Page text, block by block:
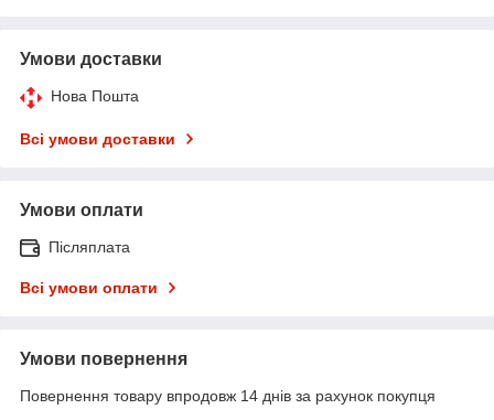
Умови доставки
Нова Пошта
Всі умови доставки
Умови оплати
Післяплата
Всі умови оплати
Умови повернення
Повернення товару впродовж 14 днів за рахунок покупця